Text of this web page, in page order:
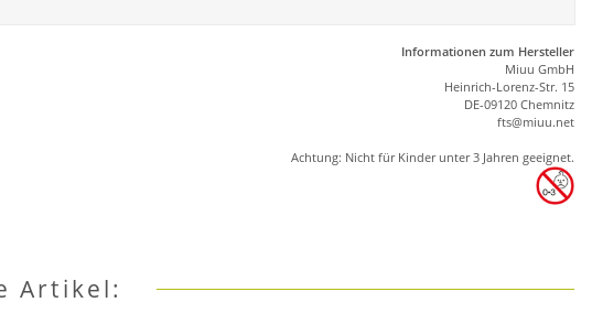
Informationen zum Hersteller
Miuu GmbH
Heinrich-Lorenz-Str. 15
DE-09120 Chemnitz
fts@miuu.net
Achtung: Nicht für Kinder unter 3 Jahren geeignet.
Artikel: